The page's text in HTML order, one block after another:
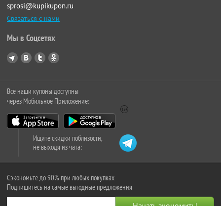
sprosi@kupikupon.ru
Связаться с нами
Мы в Соцсетях
Все наши купоны доступны
через Мобильное Приложение:
Ищите скидки поблизости,
не выходя из чата:
Сэкономьте до 90% при любых покупках
Подпишитесь на самые выгодные предложения